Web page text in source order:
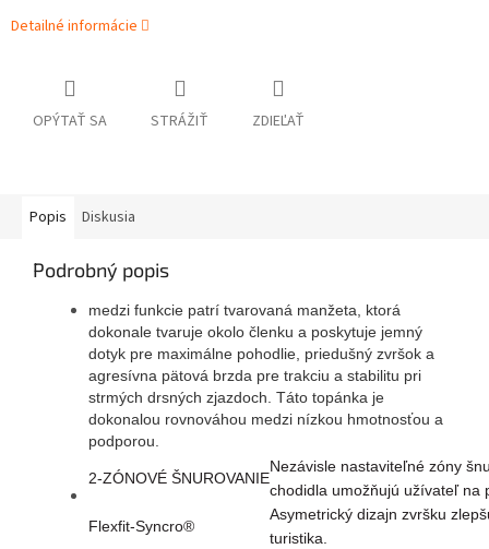
Detailné informácie
OPÝTAŤ SA STRÁŽIŤ ZDIEĽAŤ
Popis Diskusia
Podrobný popis
medzi funkcie patrí tvarovaná manžeta, ktorá
dokonale tvaruje okolo členku a poskytuje jemný
dotyk pre maximálne pohodlie, priedušný zvršok a
agresívna pätová brzda pre trakciu a stabilitu pri
strmých drsných zjazdoch. Táto topánka je
dokonalou rovnováhou medzi nízkou hmotnosťou a
podporou.
2-ZÓNOVÉ ŠNUROVANIE
Nezávisle nastaviteľné zóny
chodidla umožňujú užívateľ na
Flexfit-Syncro®
Asymetrický dizajn zvršku
turistika.